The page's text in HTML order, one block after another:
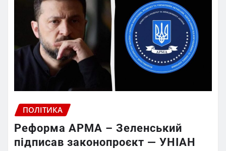
ПОЛІТИКА
Реформа АРМА – Зеленський
підписав законопроєкт — УНІАН